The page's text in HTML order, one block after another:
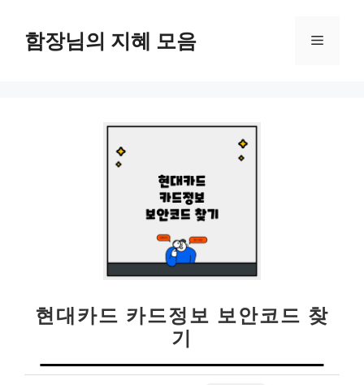
함장님의 지혜 모음 메
현대카드 카드정보 보안코드 찾
기